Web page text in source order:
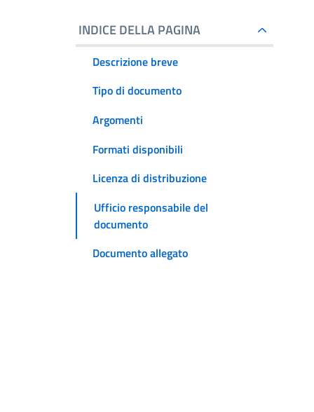
INDICE DELLA PAGINA
Descrizione breve
Tipo di documento
Argomenti
Formati disponibili
Licenza di distribuzione
Ufficio responsabile del
documento
Documento allegato